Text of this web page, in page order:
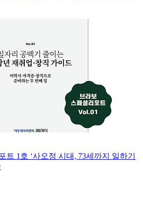
트 1호 ‘사오정 시대, 73세까지 일하기